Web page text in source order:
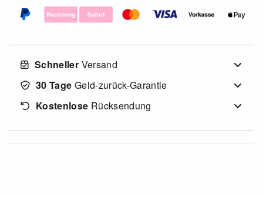
Schneller Versand
30 Tage Geld-zurück-Garantie
Kostenlose Rücksendung